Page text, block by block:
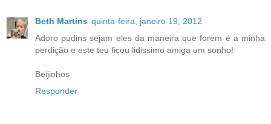
Beth Martins quinta-feira, janeiro 19, 2012
Adoro pudins sejam eles da maneira que forem é a minha
perdição e este teu ficou lidissimo amiga um sonho!
Beijinhos
Responder